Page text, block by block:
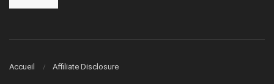
Accueil Affiliate Disclosure